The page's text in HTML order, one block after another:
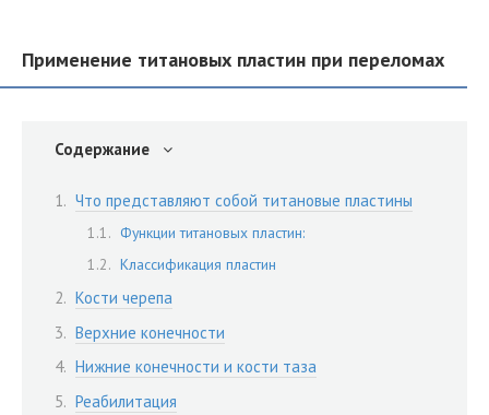
Применение титановых пластин при переломах
Содержание
Что представляют собой титановые пластины
Функции титановых пластин:
Классификация пластин
Кости черепа
Верхние конечности
Нижние конечности и кости таза
Реабилитация